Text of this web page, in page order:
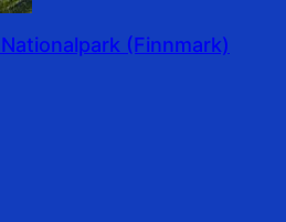
(Finnmark)